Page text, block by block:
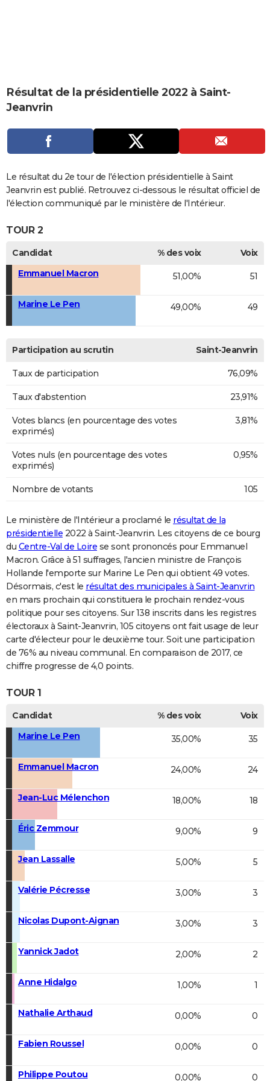
CARTE DE VOEUX
Carte de Noël
Carte Bonne année
Carte Saint-Valentin
Carte Pâques
Carte d'anniversaire
DICTIONNAIRE
Dictionnaire
Biographies
Expressions
Proverbes
PROGRAMME TV
S'inscrire
Se connecter
Lycées
Collèges
Primaires
Universités
Entreprises
Service militaire
Avis de recherche
AVIS DE DÉCÈS
Bricolage
Lifestyle
Culture
Sport
Auto
Television
Voyage
Cinema
Résultat de la présidentielle 2022 à Saint-
Jeanvrin
Le résultat du 2e tour de l'élection présidentielle à Saint
Jeanvrin est publié. Retrouvez ci-dessous le résultat officiel de
l'élection communiqué par le ministère de l'Intérieur.
TOUR 2
Candidat % des voix
Voix
Emmanuel Macron
51,00% 51
Marine Le Pen 49,00% 49
Participation au scrutin Saint-Jeanvrin
Taux de participation 76,09%
Taux d'abstention 23,91%
Votes blancs (en pourcentage des votes
exprimés)
3,81%
Votes nuls (en pourcentage des votes
exprimés)
0,95%
Nombre de votants 105
Le ministère de l'Intérieur a proclamé le résultat de la
présidentielle 2022 à Saint-Jeanvrin. Les citoyens de ce bourg
du Centre-Val de Loire se sont prononcés pour Emmanuel
Macron. Grâce à 51 suffrages, l'ancien ministre de François
Hollande l'emporte sur Marine Le Pen qui obtient 49 votes.
Désormais, c'est le résultat des municipales à Saint-Jeanvrin
en mars prochain qui constituera le prochain rendez-vous
politique pour ses citoyens. Sur 138 inscrits dans les registres
électoraux à Saint-Jeanvrin, 105 citoyens ont fait usage de leur
carte d'électeur pour le deuxième tour. Soit une participation
de 76% au niveau communal. En comparaison de 2017, ce
chiffre progresse de 4,0 points.
TOUR 1
Candidat % des voix
Voix
Marine Le Pen
35,00% 35
Emmanuel Macron 24,00% 24
Jean-Luc Mélenchon 18,00% 18
Éric Zemmour 9,00% 9
Jean Lassalle 5,00% 5
Valérie Pécresse 3,00% 3
Nicolas Dupont-Aignan 3,00% 3
Yannick Jadot 2,00% 2
Anne Hidalgo 1,00% 1
Nathalie Arthaud 0,00% 0
Fabien Roussel 0,00% 0
Philippe Poutou 0,00% 0